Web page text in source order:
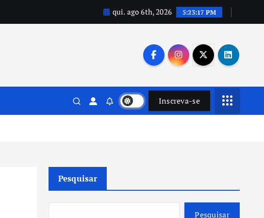
qui. ago 6th, 2026 5:23:18 PM
Inscreva-se
Pesquisar
Pesquisar